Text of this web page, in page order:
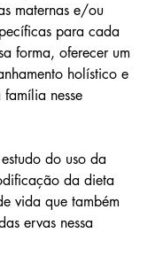
maternas e/ou
para cada
forma, oferecer um
holístico e
nesse
do uso da
da dieta
vida que também
ervas nessa